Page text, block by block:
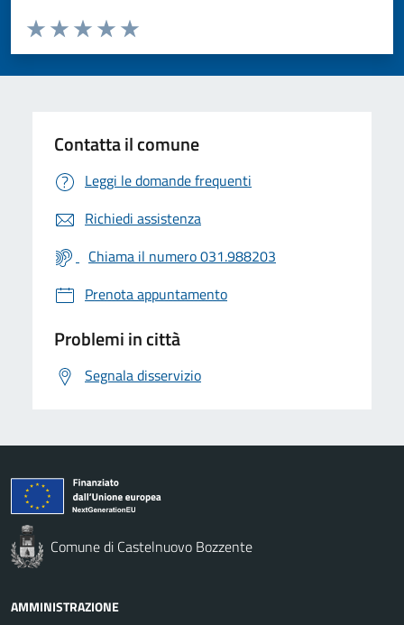
Valuta da 1 a 5 stelle la pagina
Valuta 5 stelle su 5
Valuta 4 stelle su 5
Valuta 3 stelle su 5
Valuta 2 stelle su 5
Valuta 1 stelle su 5
Contatta il comune
Leggi le domande frequenti
Richiedi assistenza
Chiama il numero 031.988203
Prenota appuntamento
Problemi in città
Segnala disservizio
Comune di Castelnuovo Bozzente
AMMINISTRAZIONE